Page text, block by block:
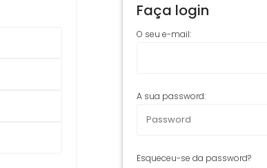
Faça login
O seu e-mail:
A sua password:
Esqueceu-se da password?